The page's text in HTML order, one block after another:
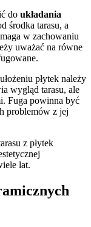
do układania
środka tarasu, a
w zachowaniu
uważać na równe
płytek należy
wygląd tarasu, ale
Fuga powinna być
problemów z jej
z płytek
lat.